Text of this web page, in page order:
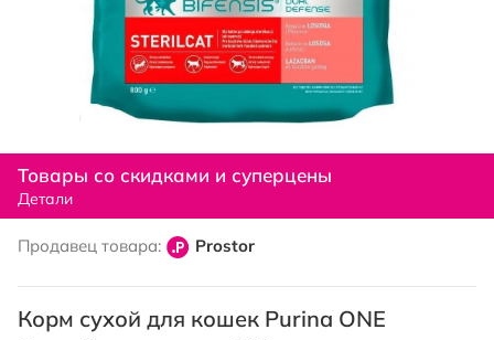
к
началу
галереи
Товары со скидками и суперцены
Детали
Продавец товара: Prostor
Корм сухой для кошек Purina ONE